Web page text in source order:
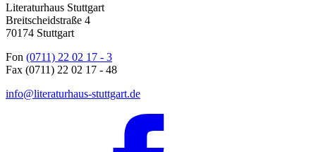
Literaturhaus Stuttgart
Breitscheidstraße 4
70174 Stuttgart
Fon (0711) 22 02 17 - 3
Fax (0711) 22 02 17 - 48
info@literaturhaus-stuttgart.de